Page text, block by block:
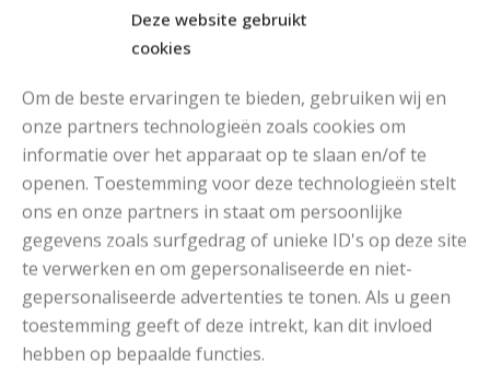
Deze website gebruikt
cookies
Om de beste ervaringen te bieden, gebruiken wij en
onze partners technologieën zoals cookies om
informatie over het apparaat op te slaan en/of te
openen. Toestemming voor deze technologieën stelt
ons en onze partners in staat om persoonlijke
gegevens zoals surfgedrag of unieke ID's op deze site
te verwerken en om gepersonaliseerde en niet-
gepersonaliseerde advertenties te tonen. Als u geen
toestemming geeft of deze intrekt, kan dit invloed
hebben op bepaalde functies.